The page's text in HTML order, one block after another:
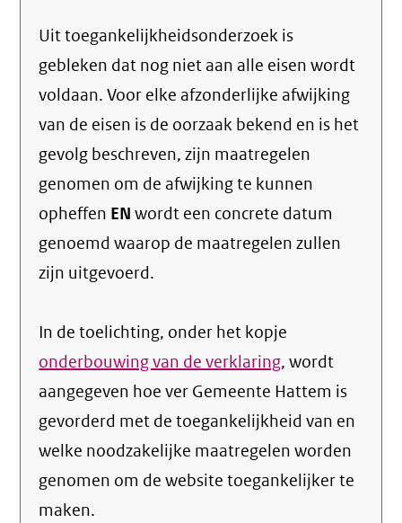
Uit toegankelijkheidsonderzoek is
gebleken dat nog niet aan alle eisen wordt
voldaan. Voor elke afzonderlijke afwijking
van de eisen is de oorzaak bekend en is het
gevolg beschreven, zijn maatregelen
genomen om de afwijking te kunnen
opheffen EN wordt een concrete datum
genoemd waarop de maatregelen zullen
zijn uitgevoerd.
In de toelichting, onder het kopje
onderbouwing van de verklaring, wordt
aangegeven hoe ver Gemeente Hattem is
gevorderd met de toegankelijkheid van en
welke noodzakelijke maatregelen worden
genomen om de website toegankelijker te
maken.